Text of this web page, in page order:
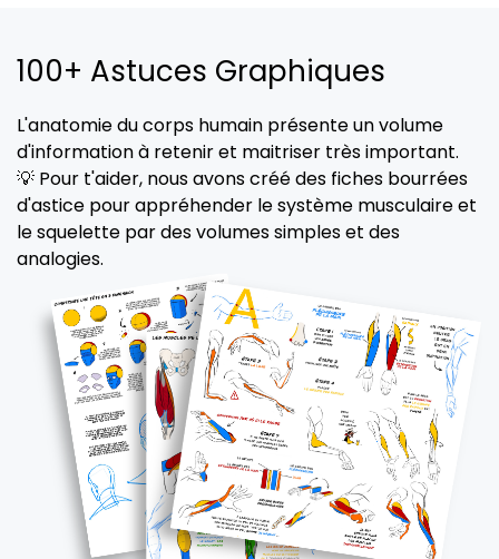
100+ Astuces Graphiques
L'anatomie du corps humain présente un volume
d'information à retenir et maitriser très important.
💡 Pour t'aider, nous avons créé des fiches bourrées
d'astice pour appréhender le système musculaire et
le squelette par des volumes simples et des
analogies.